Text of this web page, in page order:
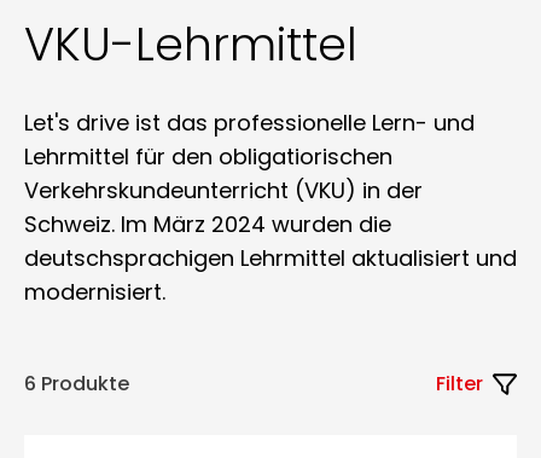
VKU-Lehrmittel
Let's drive ist das professionelle Lern- und
Lehrmittel für den obligatiorischen
Verkehrskundeunterricht (VKU) in der
Schweiz. Im März 2024 wurden die
deutschsprachigen Lehrmittel aktualisiert und
modernisiert.
6 Produkte Filter